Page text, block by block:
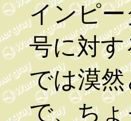
インピ
号に対
では漠
で、ち